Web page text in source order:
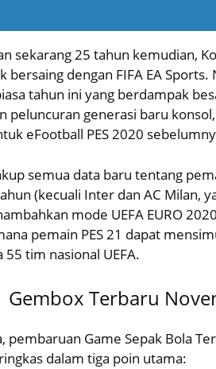
sekarang 25 tahun kemudian,
bersaing dengan FIFA EA
tahun ini yang berdampak
peluncuran generasi baru
eFootball PES 2020
semua data baru tentang
(kecuali Inter dan AC Milan,
mode UEFA EURO
pemain PES 21 dapat
tim nasional UEFA.
Gembox Terbaru
pembaruan Game Sepak Bola
dalam tiga poin utama: